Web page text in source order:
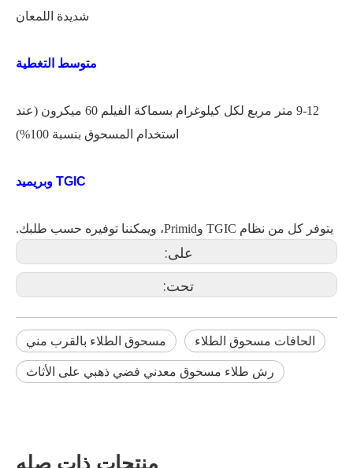
شديدة اللمعان
متوسط ​​التغطية
9-12 متر مربع لكل كيلوغرام بسماكة الفيلم 60 ميكرون (عند
استخدام المسحوق بنسبة 100%)
TGIC وبريميد
يتوفر كل من نظام TGIC وPrimid، ويمكننا توفيره حسب طلبك.
على:
تحت:
مسحوق الطلاء بالقرب مني
الحافات مسحوق الطلاء
رش طلاء مسحوق معدني فضي ذهبي على الأثاث
منتجات ذات صله